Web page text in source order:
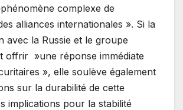
complexe de
alliances internationales ». Si la
avec la Russie et le groupe
offrir »une réponse immédiate
», elle soulève également
sur la durabilité de cette
implications pour la stabilité